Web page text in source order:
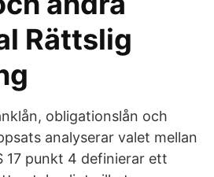
Rättslig
obligationslån och
analyserar valet mellan
17 punkt 4 definierar ett